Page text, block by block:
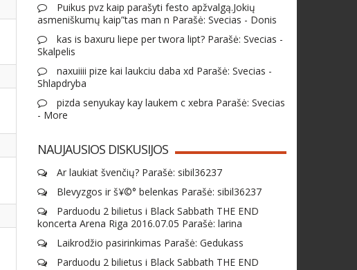
Puikus pvz kaip parašyti festo apžvalgą.Jokių
asmeniškumų kaip”tas man n Parašė: Svecias - Donis
kas is baxuru liepe per twora lipt? Parašė: Svecias -
Skalpelis
naxuiiii pize kai laukciu daba xd Parašė: Svecias -
Shlapdryba
pizda senyukay kay laukem c xebra Parašė: Svecias
- More
NAUJAUSIOS DISKUSIJOS
Ar laukiat švenčių? Parašė: sibil36237
Blevyzgos ir š¥©° belenkas Parašė: sibil36237
Parduodu 2 bilietus i Black Sabbath THE END
koncerta Arena Riga 2016.07.05 Parašė: larina
Laikrodžio pasirinkimas Parašė: Gedukass
Parduodu 2 bilietus i Black Sabbath THE END